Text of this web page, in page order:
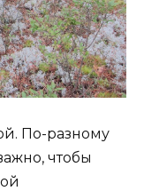
По-разному
чтобы